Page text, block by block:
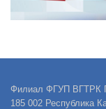
Филиал ФГУП ВГТРК
185 002 Республика